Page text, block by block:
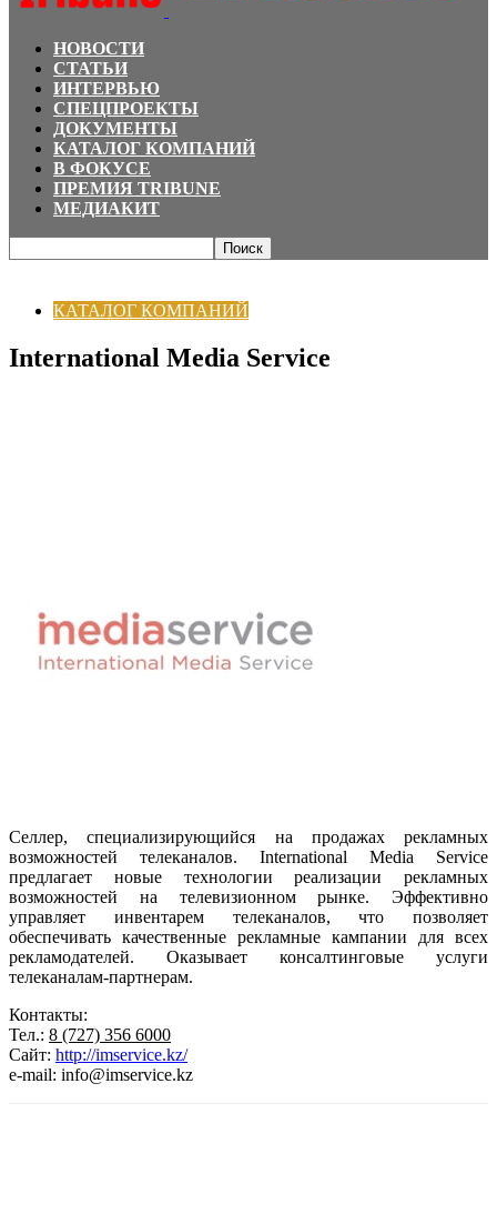
НОВОСТИ
СТАТЬИ
ИНТЕРВЬЮ
СПЕЦПРОЕКТЫ
ДОКУМЕНТЫ
КАТАЛОГ КОМПАНИЙ
В ФОКУСЕ
ПРЕМИЯ TRIBUNE
МЕДИАКИТ
КАТАЛОГ КОМПАНИЙ
International Media Service
Cеллер, специализирующийся на продажах рекламных
возможностей телеканалов. International Media Service
предлагает новые технологии реализации рекламных
возможностей на телевизионном рынке. Эффективно
управляет инвентарем телеканалов, что позволяет
обеспечивать качественные рекламные кампании для всех
рекламодателей. Оказывает консалтинговые услуги
телеканалам-партнерам.
Контакты:
Тел.: 8 (727) 356 6000
Сайт: http://imservice.kz/
e-mail: info@imservice.kz